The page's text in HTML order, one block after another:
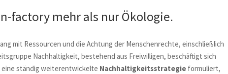
factory mehr als nur Ökologie.
mit Ressourcen und die Achtung der Menschenrechte, einschließlich
Nachhaltigkeit, bestehend aus Freiwilligen, beschäftigt sich
ständig weiterentwickelte Nachhaltigkeitsstrategie formuliert,